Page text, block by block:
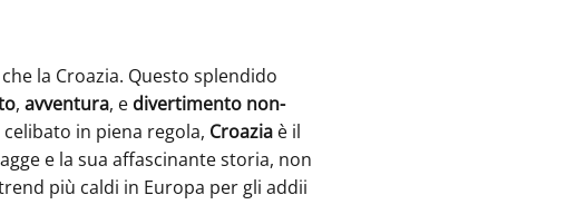
la Croazia. Questo splendido
, avventura, e divertimento non-
in piena regola, Croaziaè il
e la sua affascinante storia, non
più caldi in Europa per gli addii